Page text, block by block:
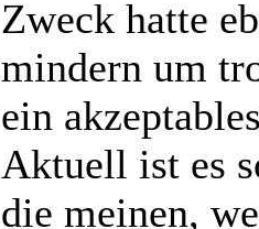
Zweck hatte
mindern um
ein
Aktuell ist es
die meinen,